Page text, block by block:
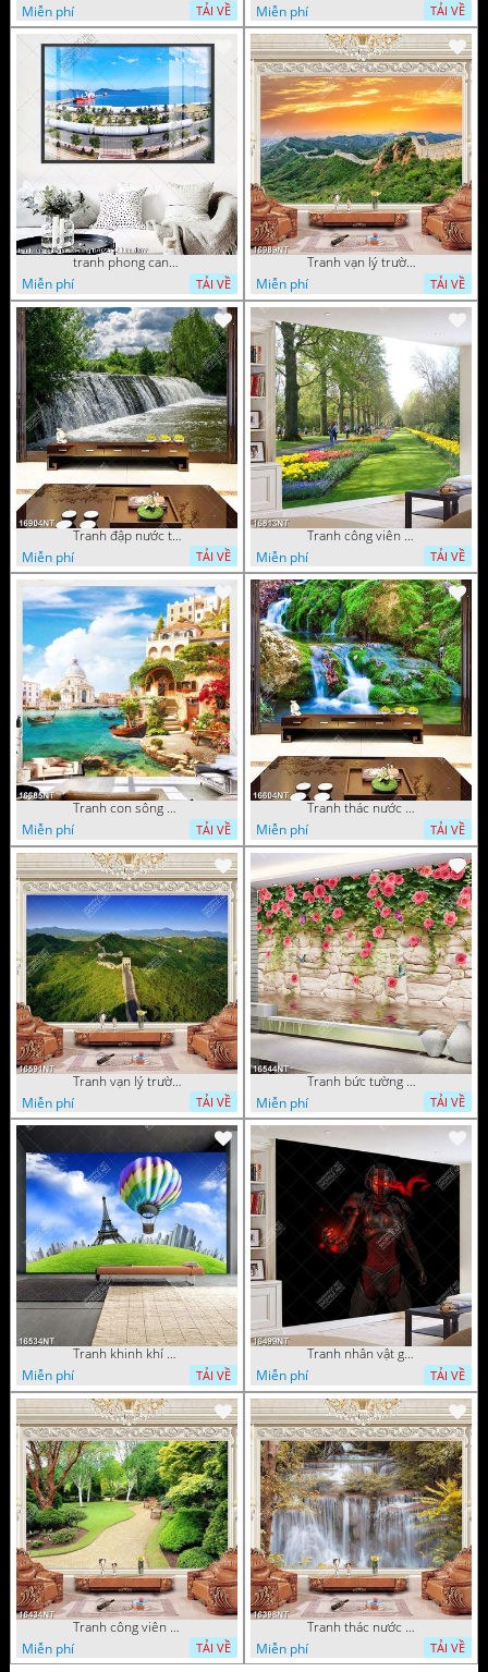
Miễn phí
TẢI VỀ
Miễn phí
TẢI VỀ
tranh phong canh ben cang 07022023 hieu
Miễn phí
TẢI VỀ
Tranh vạn lý trường thành 16989NT
Miễn phí
TẢI VỀ
Tranh đập nước tràn
Miễn phí
TẢI VỀ
Tranh công viên có nhiều cây xanh và hoa nở
Miễn phí
TẢI VỀ
Tranh con sông xanh
Miễn phí
TẢI VỀ
Tranh thác nước thiên nhiên tuyệt đẹp 16604NT
Miễn phí
TẢI VỀ
Tranh vạn lý trường thành 16591NT
Miễn phí
TẢI VỀ
Tranh bức tường phủ hoa file gốc
Miễn phí
TẢI VỀ
Tranh khinh khí cầu
Miễn phí
TẢI VỀ
Tranh nhân vật game
Miễn phí
TẢI VỀ
Tranh công viên cây xanh 16434NT
Miễn phí
TẢI VỀ
Tranh thác nước hùng vỹ 16398NT
Miễn phí
TẢI VỀ